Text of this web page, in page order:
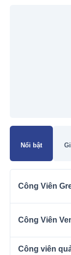
Nổi bật
Công Viên
Công Viên
Công viên